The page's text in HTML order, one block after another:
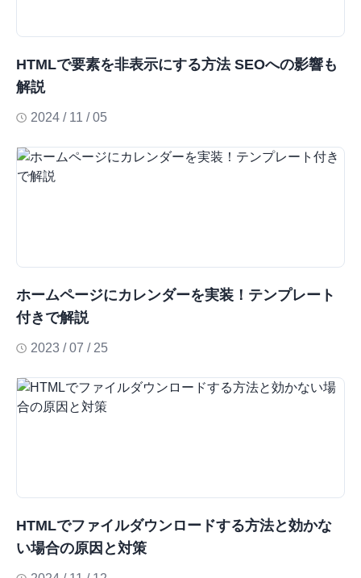
HTMLで要素を非表示にする方法 SEOへの影響も
解説
2024 / 11 / 05
ホームページにカレンダーを実装！テンプレート
付きで解説
2023 / 07 / 25
HTMLでファイルダウンロードする方法と効かな
い場合の原因と対策